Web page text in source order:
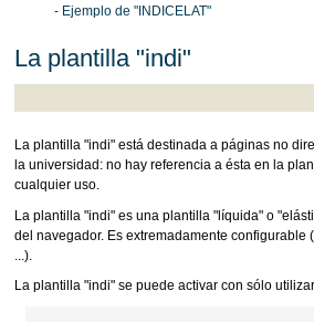
- Ejemplo de "INDICELAT"
La plantilla "indi"
La plantilla "indi" está destinada a páginas no
la universidad: no hay referencia a ésta en la
cualquier uso.
La plantilla "indi" es una plantilla "líquida" o
del navegador. Es extremadamente configurable
...).
La plantilla "indi" se puede activar con sólo